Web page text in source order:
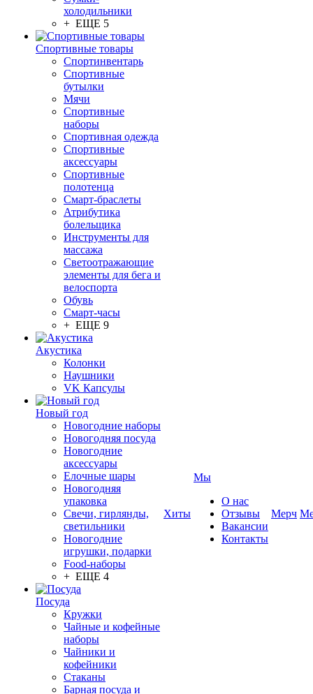
холодильники
+ ЕЩЕ 5
Спортивные товары
Спортинвентарь
Спортивные
бутылки
Мячи
Спортивные
наборы
Спортивная одежда
Спортивные
аксессуары
Спортивные
полотенца
Смарт-браслеты
Атрибутика
болельщика
Инструменты для
массажа
Светоотражающие
элементы для бега и
велоспорта
Обувь
Смарт-часы
+ ЕЩЕ 9
Акустика
Колонки
Наушники
VK Капсулы
Новый год
Новогодние наборы
Новогодняя посуда
Новогодние
аксессуары
Елочные шары
Новогодняя
упаковка
Свечи, гирлянды,
светильники
Новогодние
игрушки, подарки
Food-наборы
+ ЕЩЕ 4
Посуда
Кружки
Чайные и кофейные
наборы
Чайники и
кофейники
Стаканы
Барная посуда и
Хиты
Мы
О нас
Отзывы
Вакансии
Контакты
Мерч